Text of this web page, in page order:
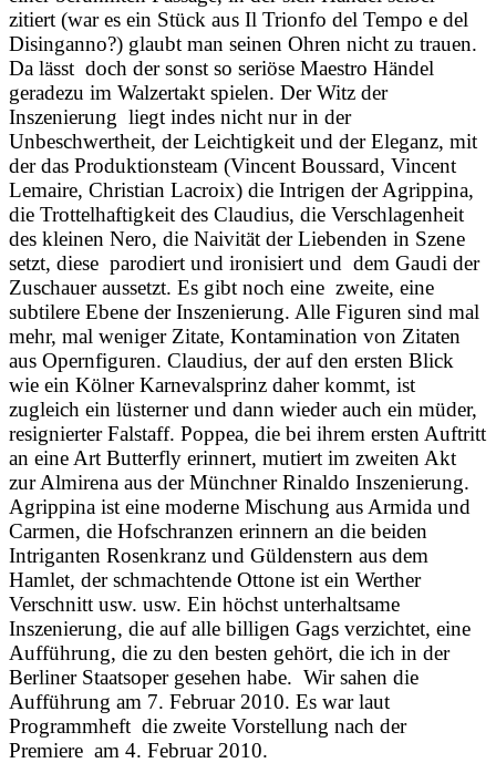
zitiert (war es ein Stück aus Il Trionfo del Tempo e del
Disinganno?) glaubt man seinen Ohren nicht zu trauen.
Da lässt doch der sonst so seriöse Maestro Händel
geradezu im Walzertakt spielen. Der Witz der
Inszenierung liegt indes nicht nur in der
Unbeschwertheit, der Leichtigkeit und der Eleganz, mit
der das Produktionsteam (Vincent Boussard, Vincent
Lemaire, Christian Lacroix) die Intrigen der Agrippina,
die Trottelhaftigkeit des Claudius, die Verschlagenheit
des kleinen Nero, die Naivität der Liebenden in Szene
setzt, diese parodiert und ironisiert und dem Gaudi der
Zuschauer aussetzt. Es gibt noch eine zweite, eine
subtilere Ebene der Inszenierung. Alle Figuren sind mal
mehr, mal weniger Zitate, Kontamination von Zitaten
aus Opernfiguren. Claudius, der auf den ersten Blick
wie ein Kölner Karnevalsprinz daher kommt, ist
zugleich ein lüsterner und dann wieder auch ein müder,
resignierter Falstaff. Poppea, die bei ihrem ersten Auftritt
an eine Art Butterfly erinnert, mutiert im zweiten Akt
zur Almirena aus der Münchner Rinaldo Inszenierung.
Agrippina ist eine moderne Mischung aus Armida und
Carmen, die Hofschranzen erinnern an die beiden
Intriganten Rosenkranz und Güldenstern aus dem
Hamlet, der schmachtende Ottone ist ein Werther
Verschnitt usw. usw. Ein höchst unterhaltsame
Inszenierung, die auf alle billigen Gags verzichtet, eine
Aufführung, die zu den besten gehört, die ich in der
Berliner Staatsoper gesehen habe. Wir sahen die
Aufführung am 7. Februar 2010. Es war laut
Programmheft die zweite Vorstellung nach der
Premiere am 4. Februar 2010.